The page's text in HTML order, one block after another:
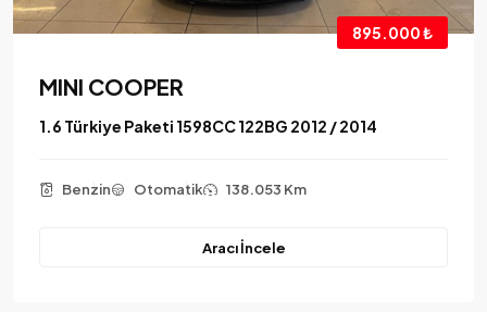
895.000 ₺
MINI COOPER
1.6 Türkiye Paketi 1598CC 122BG 2012 / 2014
Benzin Otomatik 138.053 Km
Aracı İncele